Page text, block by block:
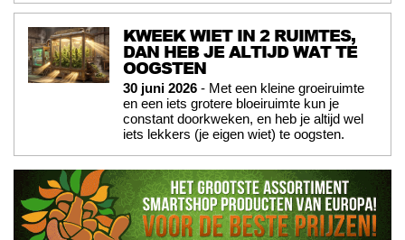
KWEEK WIET IN 2 RUIMTES,
DAN HEB JE ALTIJD WAT TE
OOGSTEN
30 juni 2026 - Met een kleine groeiruimte
en een iets grotere bloeiruimte kun je
constant doorkweken, en heb je altijd wel
iets lekkers (je eigen wiet) te oogsten.